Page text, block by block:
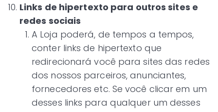
Links de hipertexto para outros sites e
redes sociais
A Loja poderá, de tempos a tempos,
conter links de hipertexto que
redirecionará você para sites das redes
dos nossos parceiros, anunciantes,
fornecedores etc. Se você clicar em um
desses links para qualquer um desses